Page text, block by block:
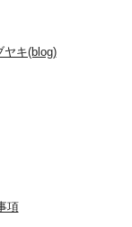
ヤキ(blog)
項